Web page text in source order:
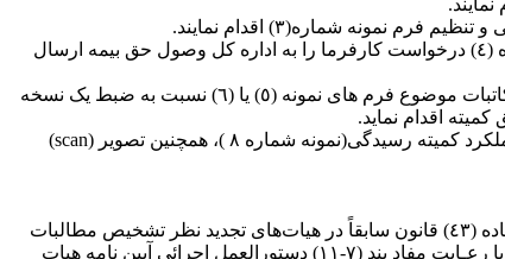
٢٣‏‏- دبیران کمیته های استانی موظف می باشند پس از تکمیل صورتجلسه، اخذ امضاء کل اعضاء و ثبت آن در دبیرخانه با تنظیم فرم نمونه شماره (٤) درخواست کارفرما را به اداره کل وصول حق بیمه ارسال
٢٤‏‏- دبیرکمیته ستادی موظف می باشد پس از تکمیل صورتجلسه، اخذ امضاء کل اعضاء، ارجاع مدیر عامل و ثبت آن در دبیرخانه ضمن تنظیم مکاتبات موضوع فرم های نمونه (٥) یا (٦) نسبت به ضبط یک نسخه
اقدام نماید.
٢٥‏‏- دبیران کمیته های رسیدگی مکلف می باشند یک نسخه از صورتجلسات تکمیل شده موضوع فرم نمونه شماره (٢) را منضم به صورتجلسه عملکرد کمیته رسیدگی(نمونه شماره ٨ )، همچنین تصویر (scan)
٢٧‏‏- پس از بـررسی درخـواست کـارفـرما در کمیته ستادی و انطباق شرایط و احراز اصالت مدارک و مستندات چنانچه بدهی قـطعی در اجرای ماده (٤٣) قانون سابقاً در هیات‌های تجدید نظر تشخیص مطالبات
مطرح و مورد رسیدگی قرار گرفته باشد، با دستور مدیر عامل سازمان مراتب مـجدداً به هیات صادر کننده رای مذکور ارجاع و در‌ غیر ‌اینصورت با رعـایت مفاد بند (٧‏‏‏‏‏-١١) دستورالعمل اجرائی آیین نامه هیات